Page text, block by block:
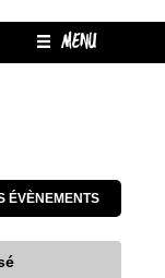
MENU
ÉVÈNEMENTS